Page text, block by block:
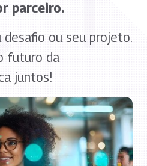
parceiro.
desafio ou seu projeto.
futuro da
juntos!